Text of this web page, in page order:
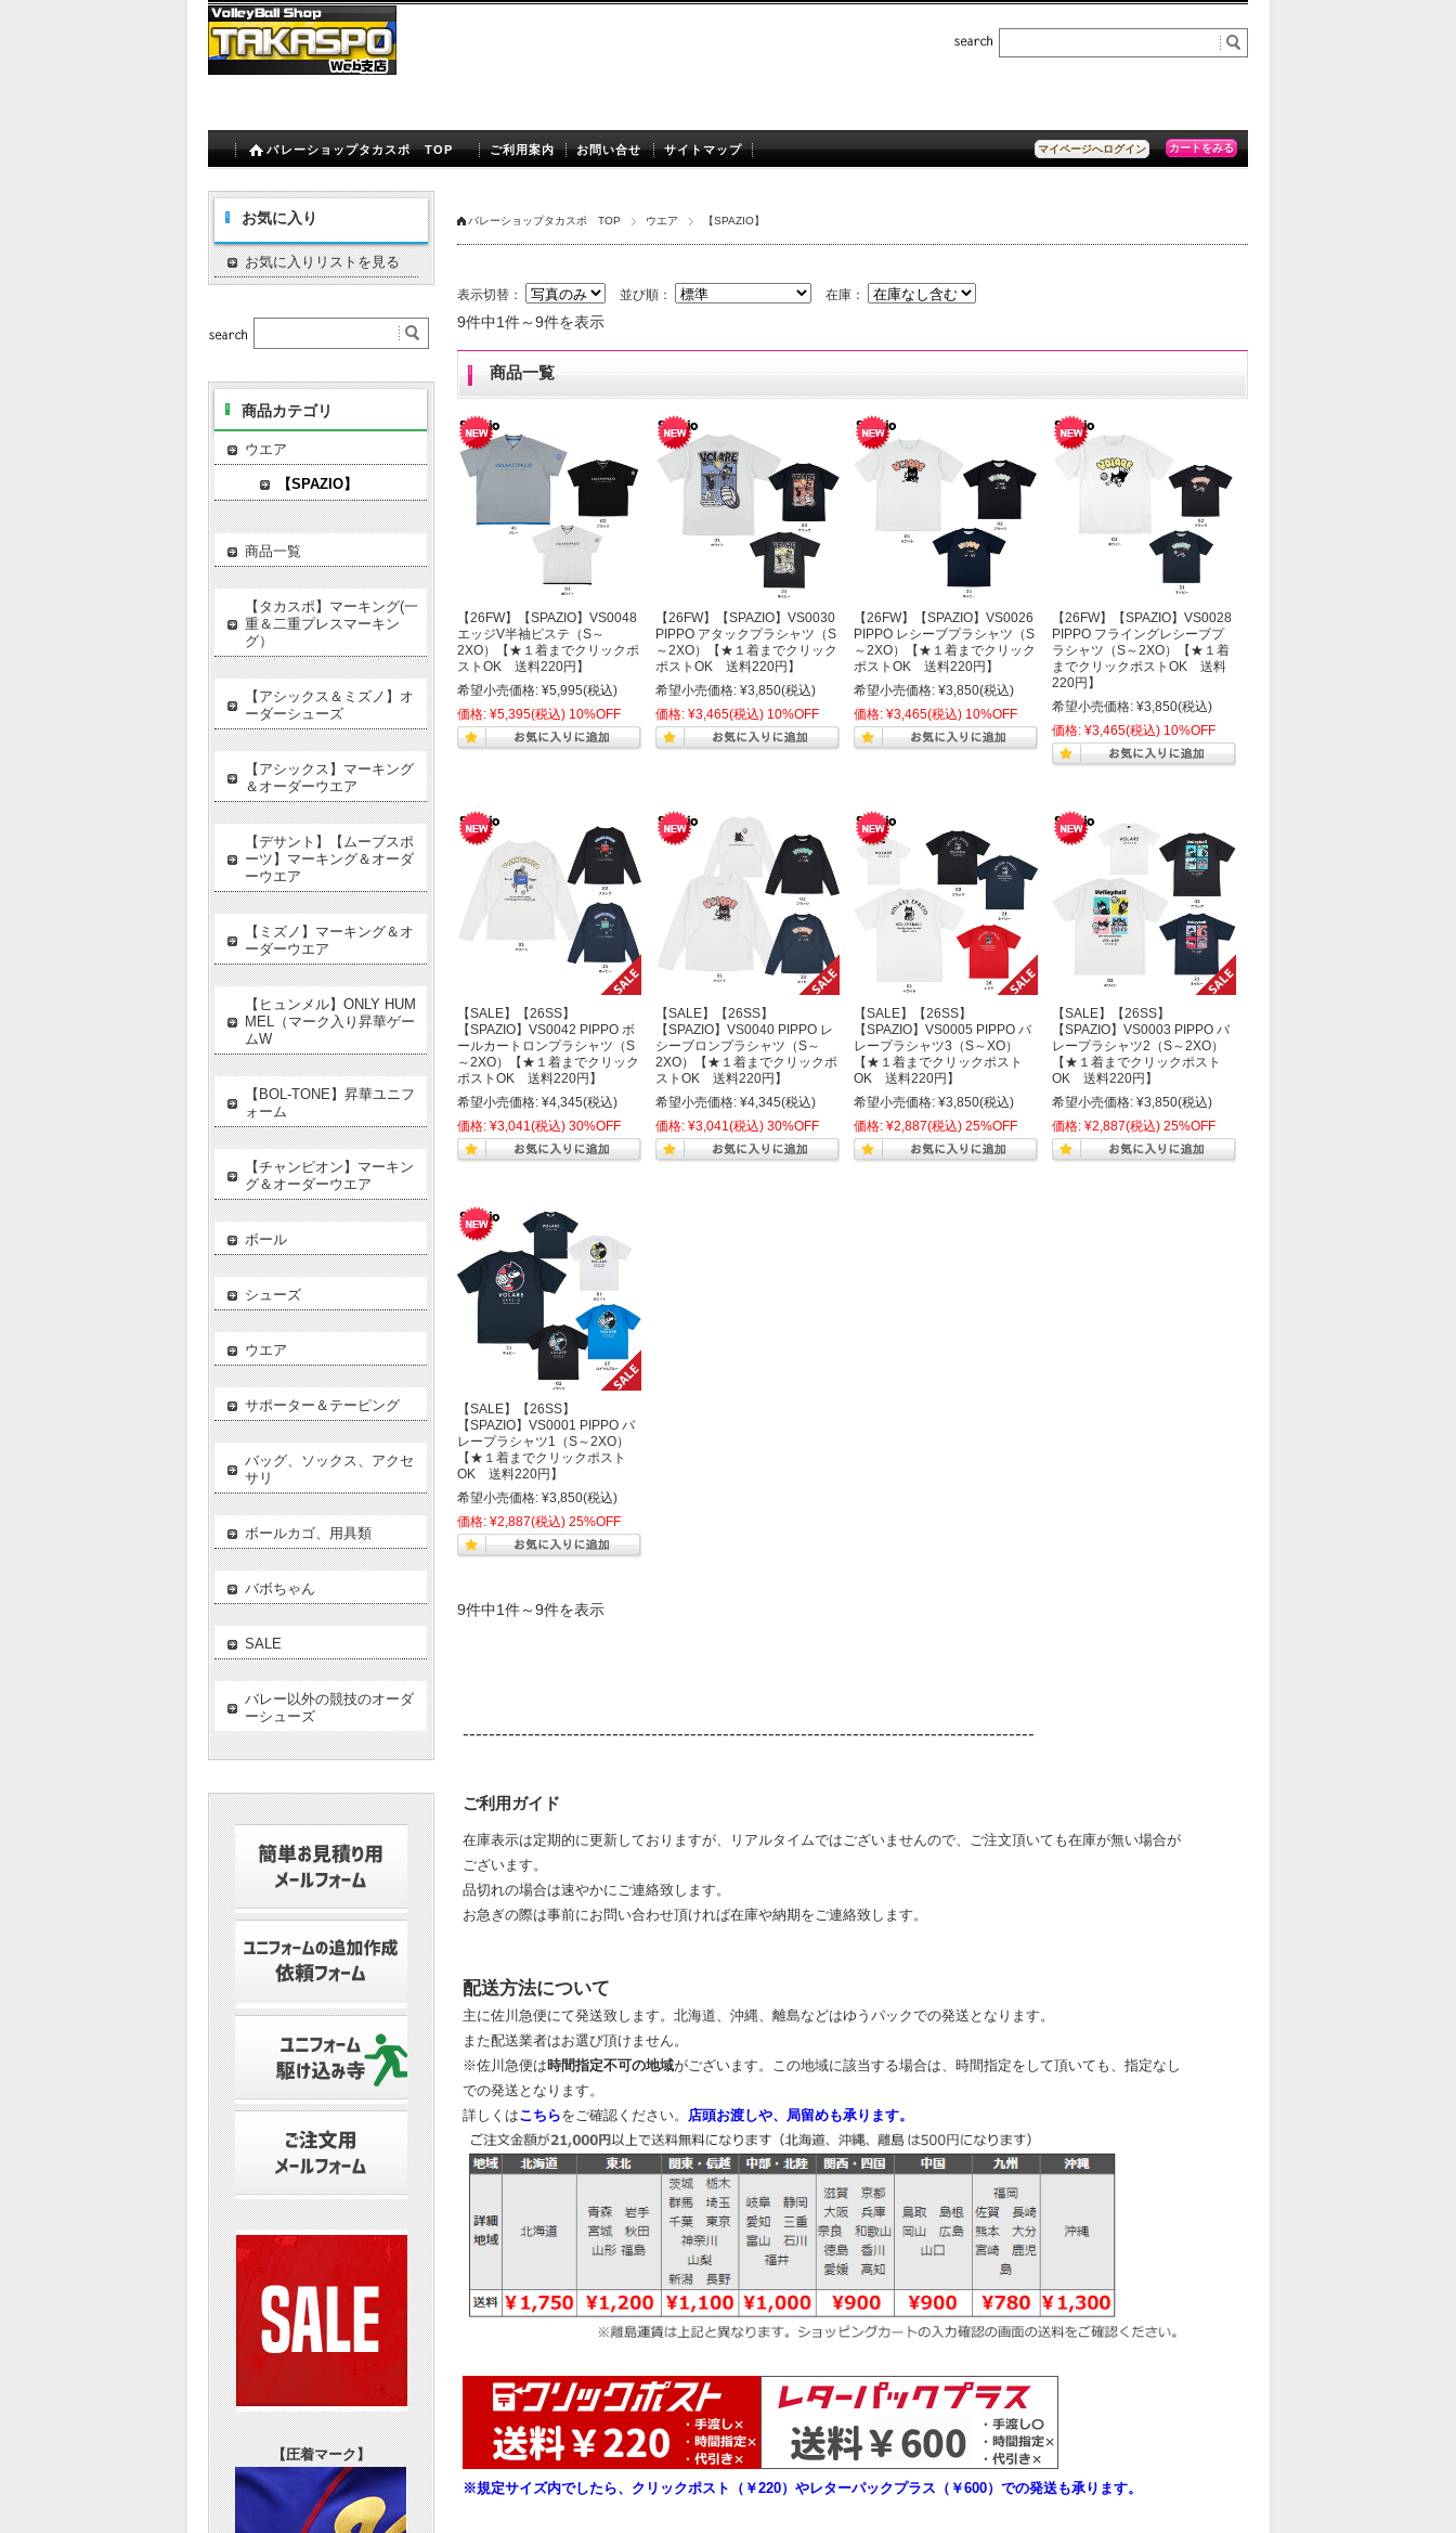
マイページへログイン カートをみる
バレーショップタカスポ TOP ご利用案内 お問い合せ サイトマップ
バレーショップタカスポ TOP ウエア 【SPAZIO】
表示切替： 並び順： 在庫：
9件中1件～9件を表示
商品一覧
【26FW】【SPAZIO】VS0048
エッジV半袖ピステ（S～
2XO）【★１着までクリックポ
ストOK 送料220円】
希望小売価格: ¥5,995(税込)
価格: ¥5,395(税込) 10%OFF
【26FW】【SPAZIO】VS0030
PIPPO アタックプラシャツ（S
～2XO）【★１着までクリック
ポストOK 送料220円】
希望小売価格: ¥3,850(税込)
価格: ¥3,465(税込) 10%OFF
【26FW】【SPAZIO】VS0026
PIPPO レシーブプラシャツ（S
～2XO）【★１着までクリック
ポストOK 送料220円】
希望小売価格: ¥3,850(税込)
価格: ¥3,465(税込) 10%OFF
【26FW】【SPAZIO】VS0028
PIPPO フライングレシーブプ
ラシャツ（S～2XO）【★１着
までクリックポストOK 送料
220円】
希望小売価格: ¥3,850(税込)
価格: ¥3,465(税込) 10%OFF
【SALE】【26SS】
【SPAZIO】VS0042 PIPPO ボ
ールカートロンプラシャツ（S
～2XO）【★１着までクリック
ポストOK 送料220円】
希望小売価格: ¥4,345(税込)
価格: ¥3,041(税込) 30%OFF
【SALE】【26SS】
【SPAZIO】VS0040 PIPPO レ
シーブロンプラシャツ（S～
2XO）【★１着までクリックポ
ストOK 送料220円】
希望小売価格: ¥4,345(税込)
価格: ¥3,041(税込) 30%OFF
【SALE】【26SS】
【SPAZIO】VS0005 PIPPO バ
レープラシャツ3（S～XO）
【★１着までクリックポスト
OK 送料220円】
希望小売価格: ¥3,850(税込)
価格: ¥2,887(税込) 25%OFF
【SALE】【26SS】
【SPAZIO】VS0003 PIPPO バ
レープラシャツ2（S～2XO）
【★１着までクリックポスト
OK 送料220円】
希望小売価格: ¥3,850(税込)
価格: ¥2,887(税込) 25%OFF
【SALE】【26SS】
【SPAZIO】VS0001 PIPPO バ
レープラシャツ1（S～2XO）
【★１着までクリックポスト
OK 送料220円】
希望小売価格: ¥3,850(税込)
価格: ¥2,887(税込) 25%OFF
9件中1件～9件を表示
----------------------------------------------------------------------------------------
ご利用ガイド
在庫表示は定期的に更新しておりますが、リアルタイムではございませんので、ご注文頂いても在庫が無い場合が
ございます。
品切れの場合は速やかにご連絡致します。
お急ぎの際は事前にお問い合わせ頂ければ在庫や納期をご連絡致します。
配送方法について
主に佐川急便にて発送致します。北海道、沖縄、離島などはゆうパックでの発送となります。
また配送業者はお選び頂けません。
※佐川急便は時間指定不可の地域がございます。この地域に該当する場合は、時間指定をして頂いても、指定なし
での発送となります。
詳しくはこちらをご確認ください。 店頭お渡しや、局留めも承ります。
※規定サイズ内でしたら、クリックポスト（￥220）やレターパックプラス（￥600）での発送も承ります。
お気に入り
お気に入りリストを見る
商品カテゴリ
ウエア
【SPAZIO】
商品一覧
【タカスポ】マーキング(一
重＆二重プレスマーキン
グ）
【アシックス＆ミズノ】オ
ーダーシューズ
【アシックス】マーキング
＆オーダーウエア
【デサント】【ムーブスポ
ーツ】マーキング＆オーダ
ーウエア
【ミズノ】マーキング＆オ
ーダーウエア
【ヒュンメル】ONLY HUM
MEL（マーク入り昇華ゲー
ムW
【BOL-TONE】昇華ユニフ
ォーム
【チャンピオン】マーキン
グ＆オーダーウエア
ボール
シューズ
ウエア
サポーター＆テーピング
バッグ、ソックス、アクセ
サリ
ボールカゴ、用具類
バボちゃん
SALE
バレー以外の競技のオーダ
ーシューズ
【圧着マーク】